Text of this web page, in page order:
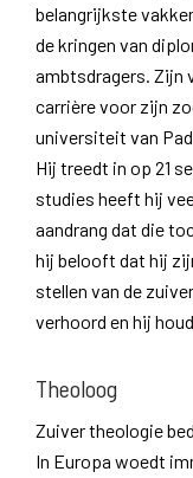
belangrijkste
de kringen van
ambtsdragers. Zijn
carrière voor zijn
universiteit van
Hij treedt in op 21
studies heeft hij
aandrang dat die
hij belooft dat hij
stellen van de
verhoord en hij
Theoloog
Zuiver theologie
In Europa woedt